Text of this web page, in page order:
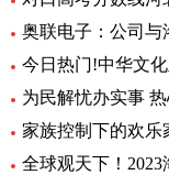
今日热门!中华文
为民解忧办实事